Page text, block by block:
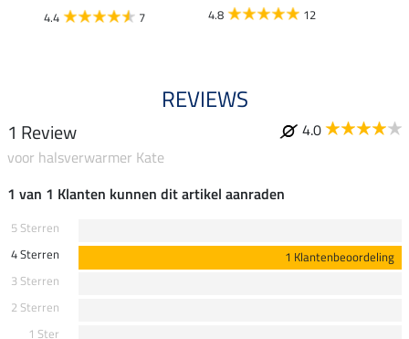
4.4 7 4.8 12
REVIEWS
1 Review
4.0
voor halsverwarmer Kate
1 van 1 Klanten kunnen dit artikel aanraden
5 Sterren
4 Sterren
1 Klantenbeoordeling
3 Sterren
2 Sterren
1 Ster